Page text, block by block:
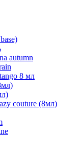
autumn
8 мл
couture (8мл)